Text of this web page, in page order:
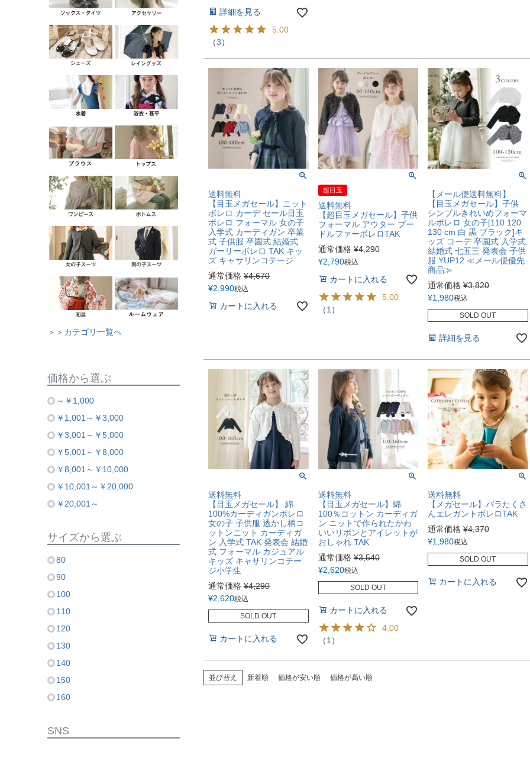
＞＞カテゴリ一覧へ
価格から選ぶ
～￥1,000
￥1,001～￥3,000
￥3,001～￥5,000
￥5,001～￥8,000
￥8,001～￥10,000
￥10,001～￥20,000
￥20,001～
サイズから選ぶ
80
90
100
110
120
130
140
150
160
SNS
詳細を見る
5.00
（3）
送料無料
【目玉メガセール】ニット
ボレロ カーデ セール目玉
ボレロ フォーマル 女の子
入学式 カーディガン 卒業
式 子供服 卒園式 結婚式
ガーリーボレロ TAK キッ
ズ キャサリンコテージ
通常価格 ¥4,670
¥2,990税込
カートに入れる
超目玉
送料無料
【超目玉メガセール】子供
フォーマル アウター プー
ドルファーボレロTAK
通常価格 ¥4,290
¥2,790税込
カートに入れる
5.00
（1 ）
【メール便送料無料】
【目玉メガセール】子供
シンプルきれいめフォーマ
ルボレロ 女の子[110 120
130 cm 白 黒 ブラック]キ
ッズ コーデ 卒園式 入学式
結婚式 七五三 発表会 子供
服 YUP12 ≪メール便優先
商品≫
通常価格 ¥3,820
¥1,980税込
SOLD OUT
詳細を見る
送料無料
【目玉メガセール】 綿
100%カーディガンボレロ
女の子 子供服 透かし柄コ
ットンニット カーディガ
ン 入学式 TAK 発表会 結婚
式 フォーマル カジュアル
キッズ キャサリンコテー
ジ小学生
通常価格 ¥4,290
¥2,620税込
SOLD OUT
カートに入れる
送料無料
【目玉メガセール】綿
100％コットン カーディガ
ン ニットで作られたかわ
いいリボンとアイレットが
おしゃれ TAK
通常価格 ¥3,540
¥2,620税込
SOLD OUT
カートに入れる
4.00
（1）
送料無料
【メガセール】バラたくさ
んエレガントボレロTAK
通常価格 ¥4,370
¥1,980税込
SOLD OUT
カートに入れる
並び替え 新着順 価格が安い順 価格が高い順